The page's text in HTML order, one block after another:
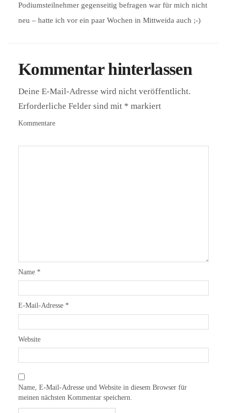
Podiumsteilnehmer gegenseitig befragen war für mich nicht
neu – hatte ich vor ein paar Wochen in Mittweida auch ;-)
Kommentar hinterlassen
Deine E-Mail-Adresse wird nicht veröffentlicht.
Erforderliche Felder sind mit * markiert
Kommentare
Name *
E-Mail-Adresse *
Website
Name, E-Mail-Adresse und Website in diesem Browser für
meinen nächsten Kommentar speichern.